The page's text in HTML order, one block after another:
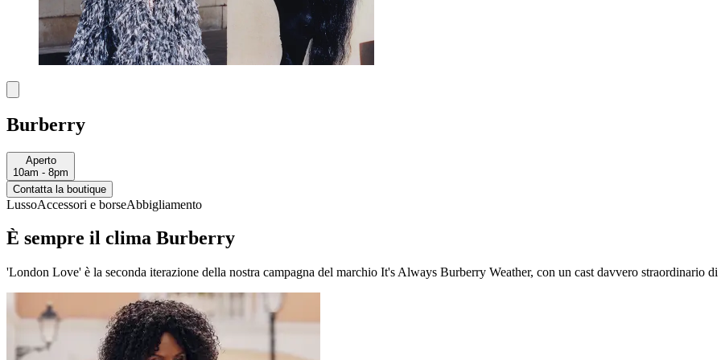
Burberry
Aperto
10am - 8pm
Contatta la boutique
LussoAccessori e borseAbbigliamento
È sempre il clima Burberry
'London Love' è la seconda iterazione della nostra campagna del marchio It's Always Burberry Weather, con un cast davvero straordinario di